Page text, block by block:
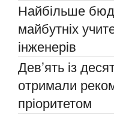
Найбільше
майбутніх
інженерів
Дев’ять із
отримали
пріоритетом